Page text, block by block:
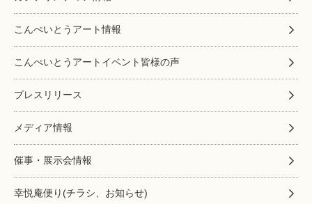
こんぺいとうアート情報
こんぺいとうアートイベント皆様の声
プレスリリース
メディア情報
催事・展示会情報
幸悦庵便り(チラシ、お知らせ)